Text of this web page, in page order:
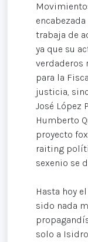
trabaja de
ya que su
verdaderos
para la
justicia,
José López
Humberto
proyecto
raiting
sexenio se
Hasta hoy
sido nada
solo a